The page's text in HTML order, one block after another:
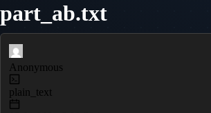
part_ab.txt
Anonymous
plain_text